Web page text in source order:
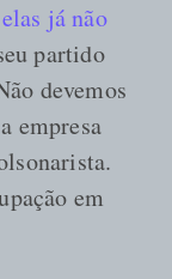
já não
partido
devemos
empresa
em